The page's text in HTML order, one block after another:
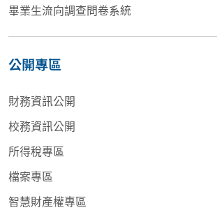
畢業生流向調查問卷系統
公開專區
財務資訊公開
校務資訊公開
所得稅專區
檔案專區
智慧財產權專區